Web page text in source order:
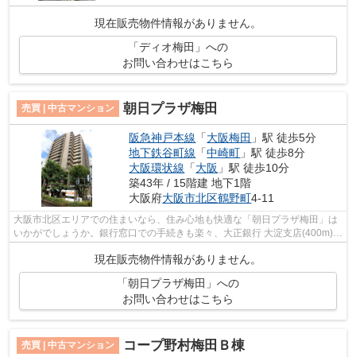
現在販売物件情報がありません。
「ディオ梅田」への
お問い合わせはこちら
売買 | 中古マンション 朝日プラザ梅田
阪急神戸本線 「大阪梅田 」駅 徒歩5分
地下鉄谷町線 「中崎町 」駅 徒歩8分
大阪環状線 「大阪 」駅 徒歩10分
築43年 / 15階建 地下1階
大阪府大阪市北区鶴野町4-11
大阪市北区エリアでの住まいなら、住み心地も快適な「朝日プラザ梅田」は
いかがでしょうか。銀行窓口での手続きも楽々、大正銀行 大淀支店(400m)が
現在販売物件情報がありません。
「朝日プラザ梅田」への
お問い合わせはこちら
売買 | 中古マンション コープ野村梅田Ｂ棟